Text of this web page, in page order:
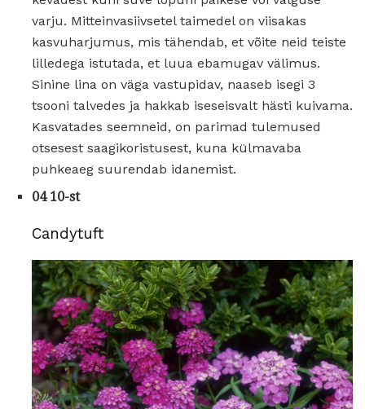
varju. Mitteinvasiivsetel taimedel on viisakas
kasvuharjumus, mis tähendab, et võite neid teiste
lilledega istutada, et luua ebamugav välimus.
Sinine lina on väga vastupidav, naaseb isegi 3
tsooni talvedes ja hakkab iseseisvalt hästi kuivama.
Kasvatades seemneid, on parimad tulemused
otsesest saagikoristusest, kuna külmavaba
puhkeaeg suurendab idanemist.
04 10-st
Candytuft